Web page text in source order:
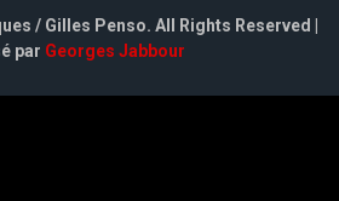
/ Gilles Penso. All Rights Reserved |
par Georges Jabbour